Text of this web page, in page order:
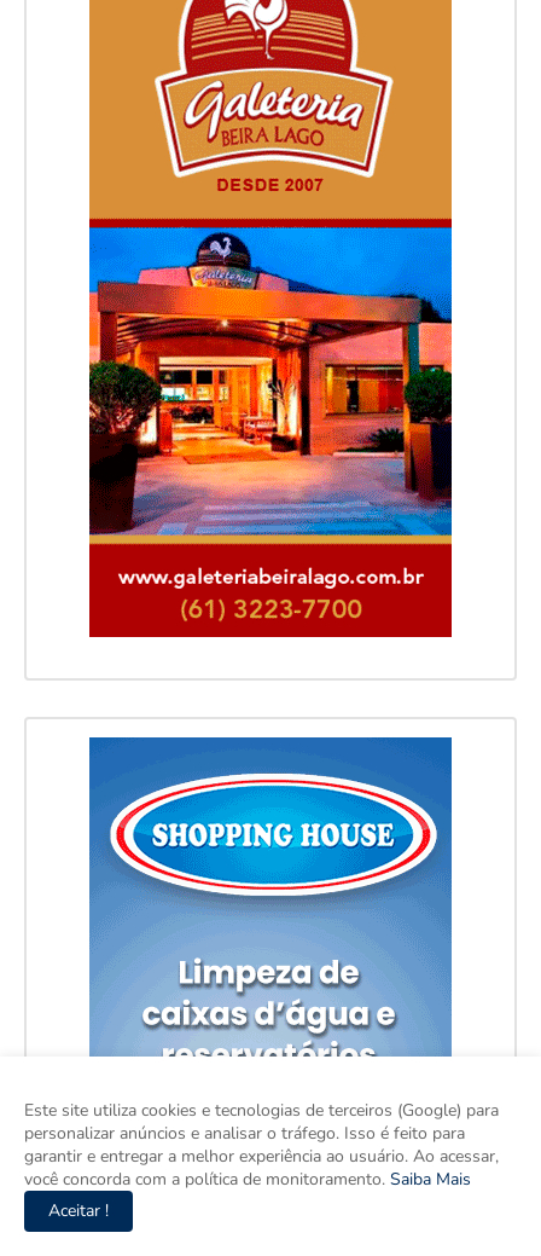
Este site utiliza cookies e tecnologias de terceiros (Google) para
personalizar anúncios e analisar o tráfego. Isso é feito para
garantir e entregar a melhor experiência ao usuário. Ao acessar,
você concorda com a política de monitoramento. Saiba Mais
Aceitar !